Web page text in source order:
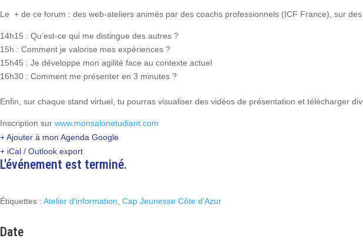
Le + de ce forum : des web-ateliers animés par des coachs professionnels (ICF France), sur
14h15 : Qu’est-ce qui me distingue des autres ?
15h : Comment je valorise mes expériences ?
15h45 : Je développe mon agilité face au contexte actuel
16h30 : Comment me présenter en 3 minutes ?
Enfin, sur chaque stand virtuel, tu pourras visualiser des vidéos de présentation et télécharger
Inscription sur www.monsalonetudiant.com
+ Ajouter à mon Agenda Google
+ iCal / Outlook export
L'événement est terminé.
Étiquettes : Atelier d'information Cap Jeunesse Côte d'Azur
Date